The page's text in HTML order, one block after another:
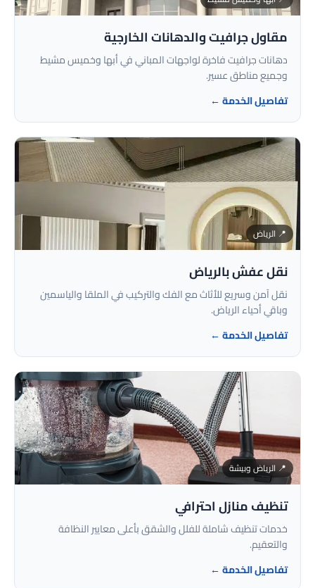
مقاول جرافيت والدهانات الخارجية
دهانات جرافيت فاخرة لواجهات المباني في أبها وخميس مشيط
وجميع مناطق عسير.
تفاصيل الخدمة ←
📍 الرياض
نقل عفش بالرياض
نقل آمن وسريع للأثاث مع الفك والتركيب في الملقا والياسمين
وباقي أحياء الرياض.
تفاصيل الخدمة ←
📍 الرياض وبيشة
تنظيف منازل احترافي
خدمات تنظيف شاملة للفلل والشقق بأعلى معايير النظافة
والتعقيم.
تفاصيل الخدمة ←